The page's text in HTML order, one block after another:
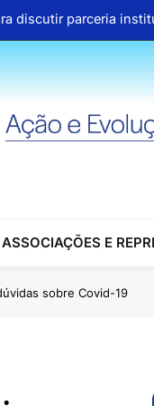
discutir parceria
da Seguridade
no Congresso e
Aproveite os descontos
discutir parceria
no Congresso e
Aproveite os descontos
ASSOCIAÇÕES E
sobre Covid-19